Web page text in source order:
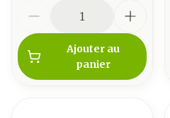
Ajouter au
panier